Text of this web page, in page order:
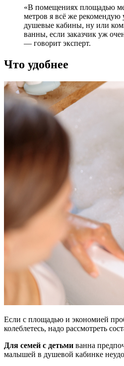
«В помещениях площадью
метров я всё же рекомендую
душевые кабины, ну или
ванны, если заказчик уж
— говорит эксперт.
Что удобнее
Если с площадью и экономией
колеблетесь, надо рассмотреть
Для семей с детьми ванна
малышей в душевой кабинке